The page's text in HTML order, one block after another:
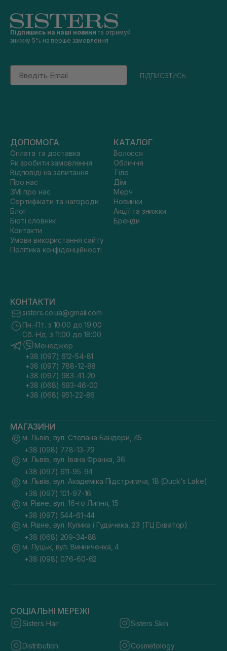
Підпишись на наші новини та отримуй
знижку 5% на перше замовлення
Email
підписатись
ДОПОМОГА
Оплата та доставка
Як зробити замовлення
Відповіді на запитання
Про нас
ЗМІ про нас
Сертифікати та нагороди
Блог
Бюті словник
Контакти
Умови використання сайту
Політика конфіденційності
КАТАЛОГ
Волосся
Обличчя
Тіло
Дім
Мерч
Новинки
Акції та знижки
Бренди
КОНТАКТИ
sisters.co.ua@gmail.com
Пн.-Пт. з 10:00 до 19:00
Сб.-Нд. з 11:00 до 18:00
Менеджер
+38 (097) 612-54-81
+38 (097) 788-12-88
+38 (097) 983-41-20
+38 (068) 693-46-00
+38 (068) 951-22-86
МАГАЗИНИ
м. Львів, вул. Степана Бандери, 45
+38 (098) 778-13-79
м. Львів, вул. Івана Франка, 36
+38 (097) 611-95-94
м. Львів, вул. Академіка Підстригача, 1В (Duck's Lake)
+38 (097) 101-97-16
м. Рівне, вул. 16-го Липня, 15
+38 (097) 544-61-44
м. Рівне, вул. Кулика і Гудачека, 23 (ТЦ Екватор)
+38 (068) 209-34-88
м. Луцьк, вул. Винниченка, 4
+38 (098) 076-60-62
СОЦІАЛЬНІ МЕРЕЖІ
Sisters Hair Sisters Skin
Distribution Cosmetology